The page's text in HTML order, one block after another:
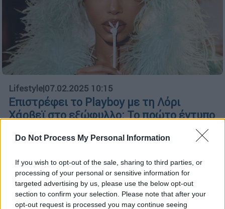
Do Not Process My Personal Information
If you wish to opt-out of the sale, sharing to third parties, or
processing of your personal or sensitive information for
targeted advertising by us, please use the below opt-out
section to confirm your selection. Please note that after your
opt-out request is processed you may continue seeing
Lifestyle|07.02.2025 10:15
Επιστρέφει το Playboy με τη Λόρι
Χάρβεϊ στο εξώφυλλο: Το πρώτο έντυπο
Στις σελίδες του περιοδικού, η Λόρι Χάρβεϊ
φωτογραφίζεται σε εντυπωσιακές πόζες,
μεταξύ των οποίων μία σ' έναν βατήρα
πισίνας, όπου φορά μόνο μια μίνι φούστα με
φτερά και σατέν γάντια